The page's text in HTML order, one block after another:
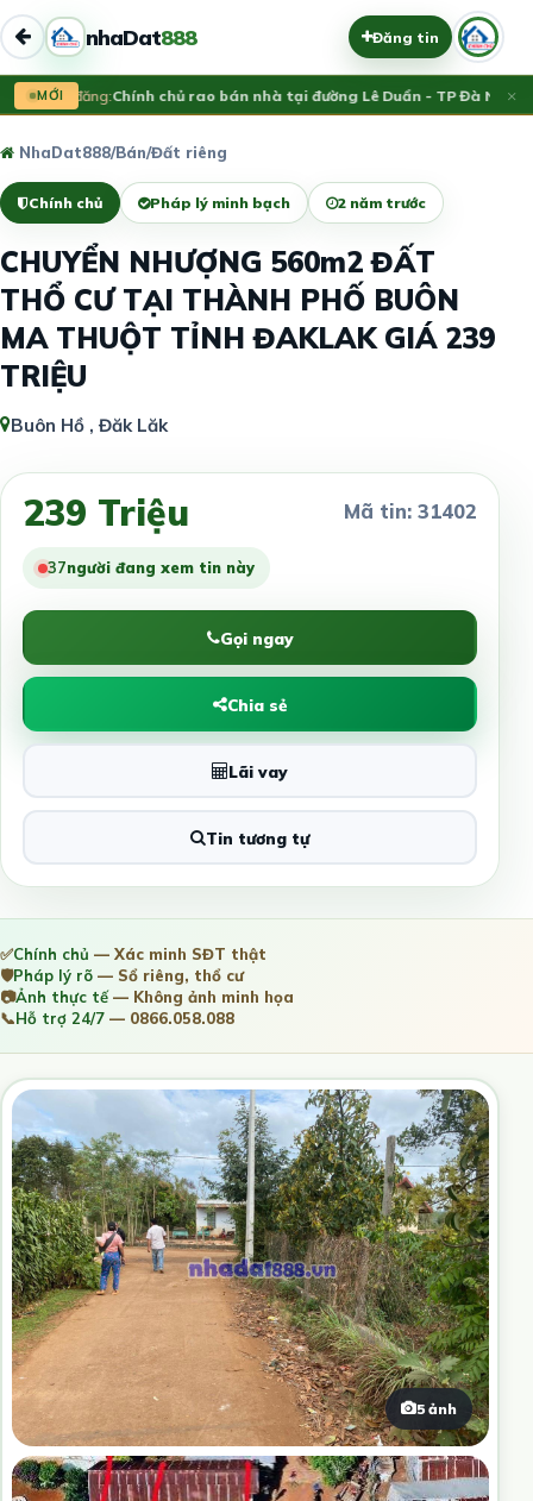
nhaDat888 Đăng tin
MỚI
Vừa đăng:Chính chủ rao bán nhà tại đường Lê Duẩn - TP Đà Nẵng;×
NhaDat888/Bán/Đất riêng
Chính chủ Pháp lý minh bạch 2 năm trước
CHUYỂN NHƯỢNG 560m2 ĐẤT
THỔ CƯ TẠI THÀNH PHỐ BUÔN
MA THUỘT TỈNH ĐAKLAK GIÁ 239
TRIỆU
Buôn Hồ , Đăk Lăk
239 Triệu Mã tin: 31402
37người đang xem tin này
Gọi ngay
Chia sẻ
Lãi vay
Tin tương tự
✅Chính chủ — Xác minh SĐT thật
🛡️Pháp lý rõ — Sổ riêng, thổ cư
📷Ảnh thực tế— Không ảnh minh họa
📞Hỗ trợ 24/7 — 0866.058.088
5 ảnh